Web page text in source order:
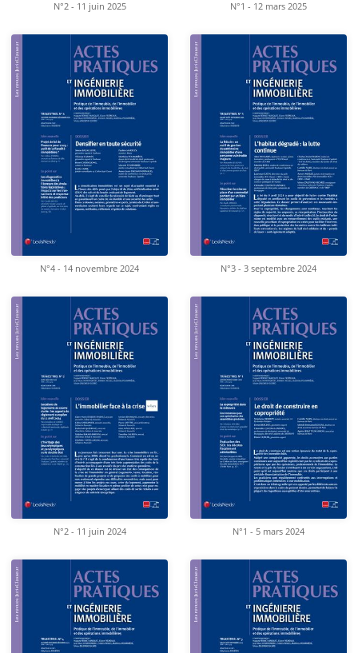
N°2 - 11 juin 2025 N°1 - 12 mars 2025
N°4 - 14 novembre 2024 N°3 - 3 septembre 2024
N°2 - 11 juin 2024 N°1 - 5 mars 2024